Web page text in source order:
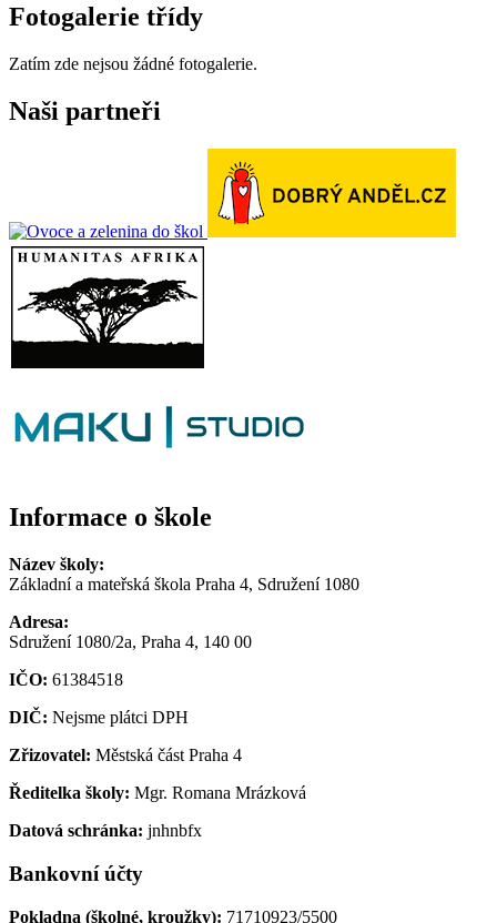
Fotogalerie třídy
Zatím zde nejsou žádné fotogalerie.
Naši partneři
Informace o škole
Název školy:
Základní a mateřská škola Praha 4, Sdružení 1080
Adresa:
Sdružení 1080/2a, Praha 4, 140 00
IČO: 61384518
DIČ: Nejsme plátci DPH
Zřizovatel: Městská část Praha 4
Ředitelka školy: Mgr. Romana Mrázková
Datová schránka: jnhnbfx
Bankovní účty
Pokladna (školné, kroužky): 71710923/5500